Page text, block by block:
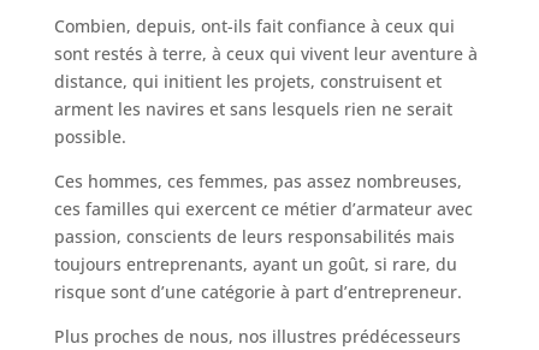
Combien, depuis, ont-ils fait confiance à ceux qui
sont restés à terre, à ceux qui vivent leur aventure à
distance, qui initient les projets, construisent et
arment les navires et sans lesquels rien ne serait
possible.
Ces hommes, ces femmes, pas assez nombreuses,
ces familles qui exercent ce métier d’armateur avec
passion, conscients de leurs responsabilités mais
toujours entreprenants, ayant un goût, si rare, du
risque sont d’une catégorie à part d’entrepreneur.
Plus proches de nous, nos illustres prédécesseurs